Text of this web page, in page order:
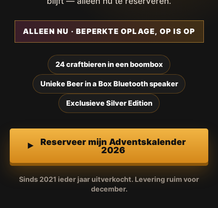
ALLEEN NU · BEPERKTE OPLAGE, OP IS OP
24 craftbieren in een boombox
Unieke Beer in a Box Bluetooth speaker
Exclusieve Silver Edition
Reserveer mijn Adventskalender
2026
Sinds 2021 ieder jaar uitverkocht. Levering ruim voor
december.